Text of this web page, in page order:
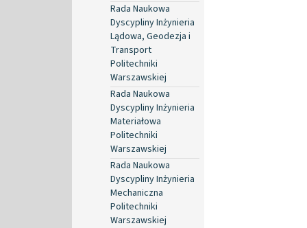
Rada Naukowa
Dyscypliny Inżynieria
Lądowa, Geodezja i
Transport
Politechniki
Warszawskiej
Rada Naukowa
Dyscypliny Inżynieria
Materiałowa
Politechniki
Warszawskiej
Rada Naukowa
Dyscypliny Inżynieria
Mechaniczna
Politechniki
Warszawskiej